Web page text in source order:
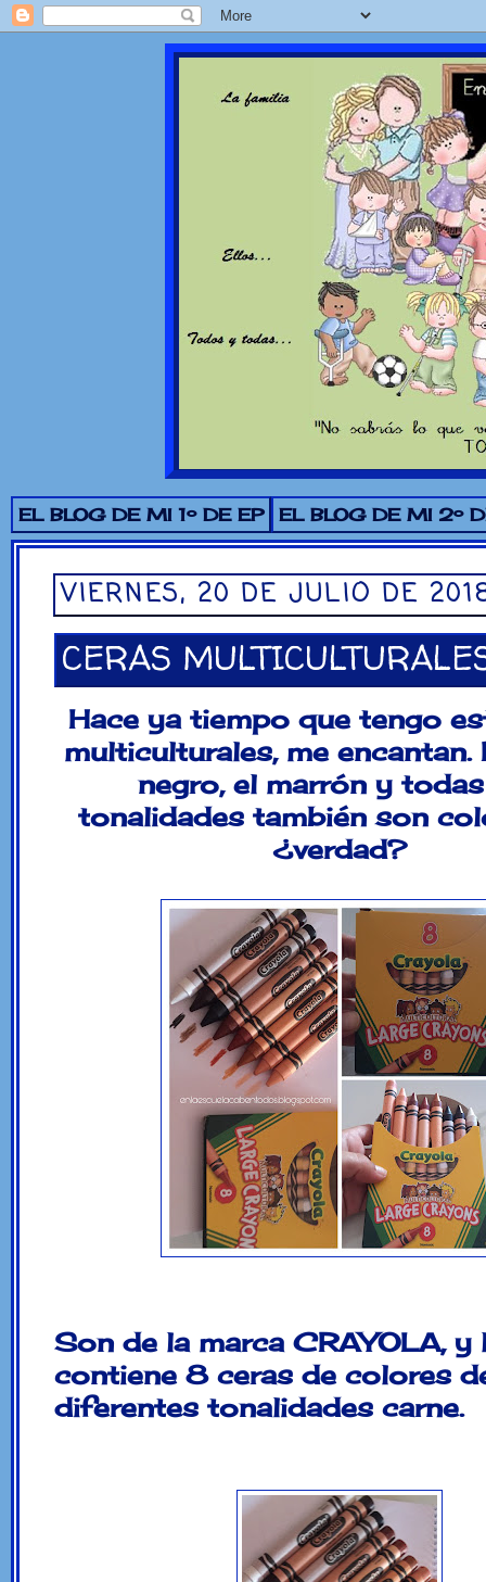
EL BLOG DE MI 1º DE EP EL BLOG DE MI 2º
VIERNES, 20 DE JULIO DE
CERAS
Hace ya tiempo que tengo
multiculturales, me encantan.
negro, el marrón y
tonalidades también son
¿verdad?
Son de la marca CRAYOLA, y
contiene 8 ceras de colores
diferentes tonalidades carne.